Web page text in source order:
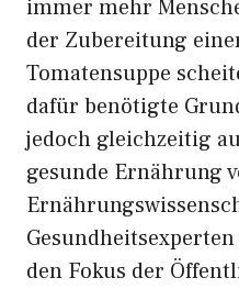
immer mehr
der Zubereitung
Tomatensuppe
dafür benötigte
jedoch gleichzeitig
gesunde Ernährung
den Fokus der